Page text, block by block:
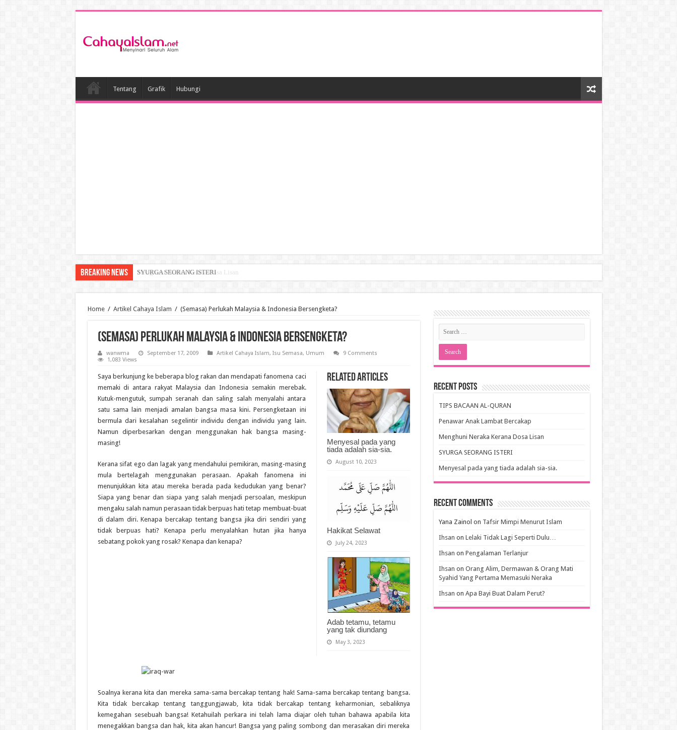
Tentang Grafik Hubungi
Breaking News SYURGA SEORANG ISTERI
Home / Artikel Cahaya Islam / (Semasa) Perlukah Malaysia & Indonesia Bersengketa?
(Semasa) Perlukah Malaysia & Indonesia Bersengketa?
wanwma September 17, 2009 Artikel Cahaya Islam, Isu Semasa, Umum
9 Comments
1,083 Views
Related Articles
Menyesal pada yang
tiada adalah sia-sia.
August 10, 2023
Hakikat Selawat
July 24, 2023
Adab tetamu, tetamu
yang tak diundang
May 3, 2023
Saya berkunjung ke beberapa blog rakan dan mendapati fanomena caci
memaki di antara rakyat Malaysia dan Indonesia semakin merebak.
Kutuk-mengutuk, sumpah seranah dan saling salah menyalahi antara
satu sama lain menjadi amalan bangsa masa kini. Persengketaan ini
bermula dari kesalahan segelintir individu dengan individu yang lain.
Namun diperbesarkan dengan menggunakan hak bangsa masing-
masing!
Kerana sifat ego dan lagak yang mendahului pemikiran, masing-masing
mula bertelagah menggunakan perasaan. Apakah fanomena ini
menunjukkan kita atau mereka berada pada kedudukan yang benar?
Siapa yang benar dan siapa yang salah menjadi persoalan, meskipun
mengaku salah namun perasaan tidak berpuas hati tetap membuat-buat
di dalam diri. Kenapa bercakap tentang bangsa jika diri sendiri yang
tidak berpuas hati? Kenapa perlu menyalahkan hutan jika hanya
sebatang pokok yang rosak? Kenapa dan kenapa?
Soalnya kerana kita dan mereka sama-sama bercakap tentang hak! Sama-sama bercakap tentang bangsa.
Kita tidak bercakap tentang tanggungjawab, kita tidak bercakap tentang keharmonian, sebaliknya
kemegahan sesebuah bangsa! Ketahuilah perkara ini telah lama diajar oleh tuhan bahawa apabila kita
menegakkan bangsa dan hak, kita akan hancur! Bangsa yang paling sombong dan merasakan diri mereka
Recent Posts
TIPS BACAAN AL-QURAN
Penawar Anak Lambat Bercakap
Menghuni Neraka Kerana Dosa Lisan
SYURGA SEORANG ISTERI
Menyesal pada yang tiada adalah sia-sia.
Recent Comments
Yana Zainol on Tafsir Mimpi Menurut Islam
Ihsan on Lelaki Tidak Lagi Seperti Dulu…
Ihsan on Pengalaman Terlanjur
Ihsan on Orang Alim, Dermawan & Orang Mati
Syahid Yang Pertama Memasuki Neraka
Ihsan on Apa Bayi Buat Dalam Perut?